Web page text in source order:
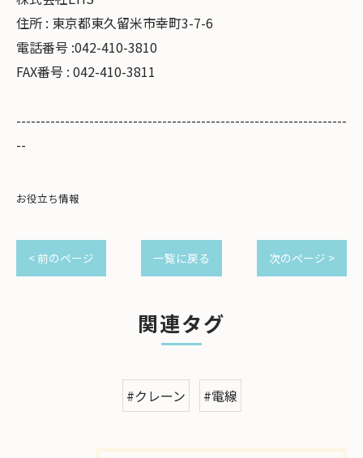
住所 : 東京都東久留米市幸町3-7-6
電話番号 :042-410-3810
FAX番号 : 042-410-3811
--------------------------------------------------------------------
--
お役立ち情報
< 前のページ 一覧に戻る 次のページ >
関連タグ
#クレーン #電線